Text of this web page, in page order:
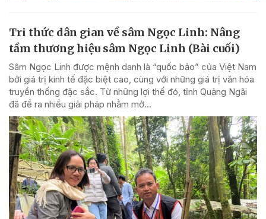
Tri thức dân gian về sâm Ngọc Linh: Nâng
tầm thương hiệu sâm Ngọc Linh (Bài cuối)
Sâm Ngọc Linh được mệnh danh là “quốc bảo” của Việt Nam
bởi giá trị kinh tế đặc biệt cao, cùng với những giá trị văn hóa
truyền thống đặc sắc. Từ những lợi thế đó, tỉnh Quảng Ngãi
đã đề ra nhiều giải pháp nhằm mở...